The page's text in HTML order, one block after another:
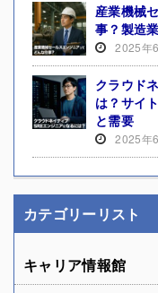
産業機械
事？製造
2025年
クラウド
は？サイ
と需要
2025年
カテゴリーリスト
キャリア情報館